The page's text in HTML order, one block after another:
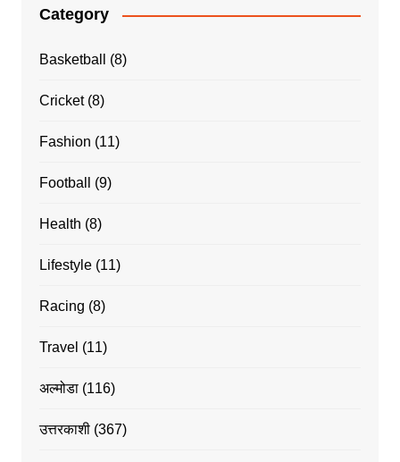
Category
Basketball (8)
Cricket(8)
Fashion (11)
Football (9)
Health (8)
Lifestyle(11)
Racing (8)
Travel (11)
अल्मोडा(116)
उत्तरकाशी(367)